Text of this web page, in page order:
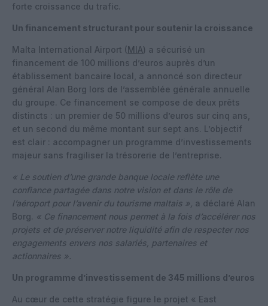
forte croissance du trafic.
Un financement structurant pour soutenir la croissance
Malta International Airport (MIA) a sécurisé un
financement de 100 millions d’euros auprès d’un
établissement bancaire local, a annoncé son directeur
général Alan Borg lors de l’assemblée générale annuelle
du groupe. Ce financement se compose de deux prêts
distincts : un premier de 50 millions d’euros sur cinq ans,
et un second du même montant sur sept ans. L’objectif
est clair : accompagner un programme d’investissements
majeur sans fragiliser la trésorerie de l’entreprise.
« Le soutien d’une grande banque locale reflète une
confiance partagée dans notre vision et dans le rôle de
l’aéroport pour l’avenir du tourisme maltais », a déclaré Alan
Borg. « Ce financement nous permet à la fois d’accélérer nos
projets et de préserver notre liquidité afin de respecter nos
engagements envers nos salariés, partenaires et
actionnaires ».
Un programme d’investissement de 345 millions d’euros
Au cœur de cette stratégie figure le projet « East